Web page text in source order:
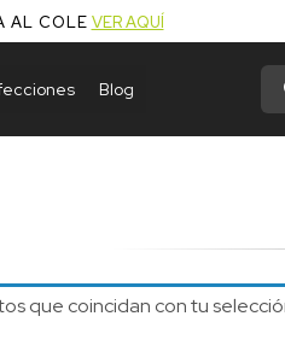
AL COLE VER AQUÍ
Blog de
que coincidan con tu